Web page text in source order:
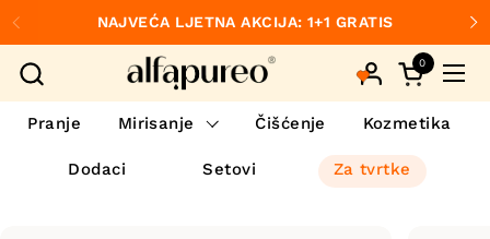
Preskoči na sadržaj
Prethodno
NAJVEĆA LJETNA AKCIJA: 1+1 GRATIS
Otvori
0
Pranje Mirisanje Čišćenje Kozmetika
Dodaci Setovi Za tvrtke